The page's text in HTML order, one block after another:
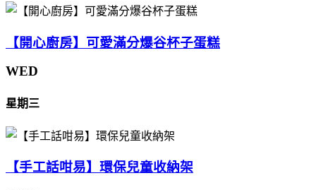
【開心廚房】可愛滿分爆谷杯子蛋糕
WED
星期三
【手工話咁易】環保兒童收納架